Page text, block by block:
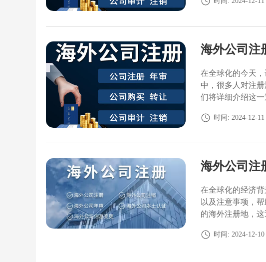
海外公司注
在全球化的今天
中，很多人对注
们将详细介绍这
时间: 2024-12-11
海外公司注
在全球化的经济
以及注意事项，
的海外注册地，
时间: 2024-12-10